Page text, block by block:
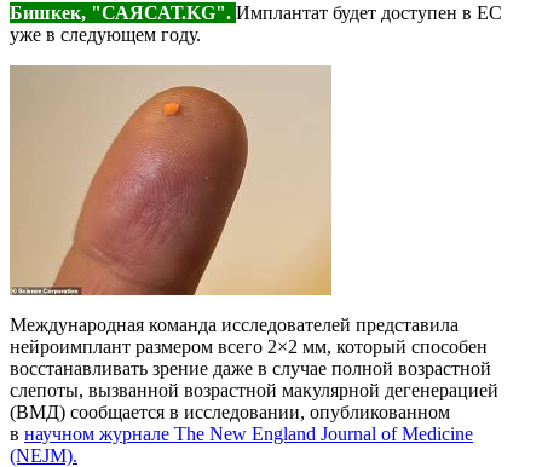
Бишкек, "САЯСАТ.KG". Имплантат будет доступен в ЕС
уже в следующем году.
Международная команда исследователей представила
нейроимплант размером всего 2×2 мм, который способен
восстанавливать зрение даже в случае полной возрастной
слепоты, вызванной возрастной макулярной дегенерацией
(ВМД) сообщается в исследовании, опубликованном
в научном журнале The New England Journal of Medicine
(NEJM).